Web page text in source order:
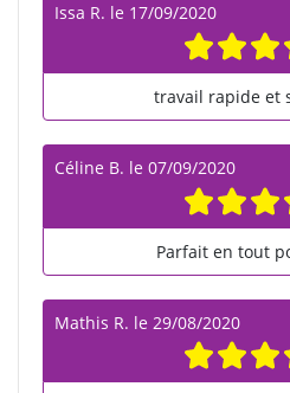
Issa R. le 17/09/2020
travail rapide et
Céline B. le 07/09/2020
Parfait en tout
Mathis R. le 29/08/2020